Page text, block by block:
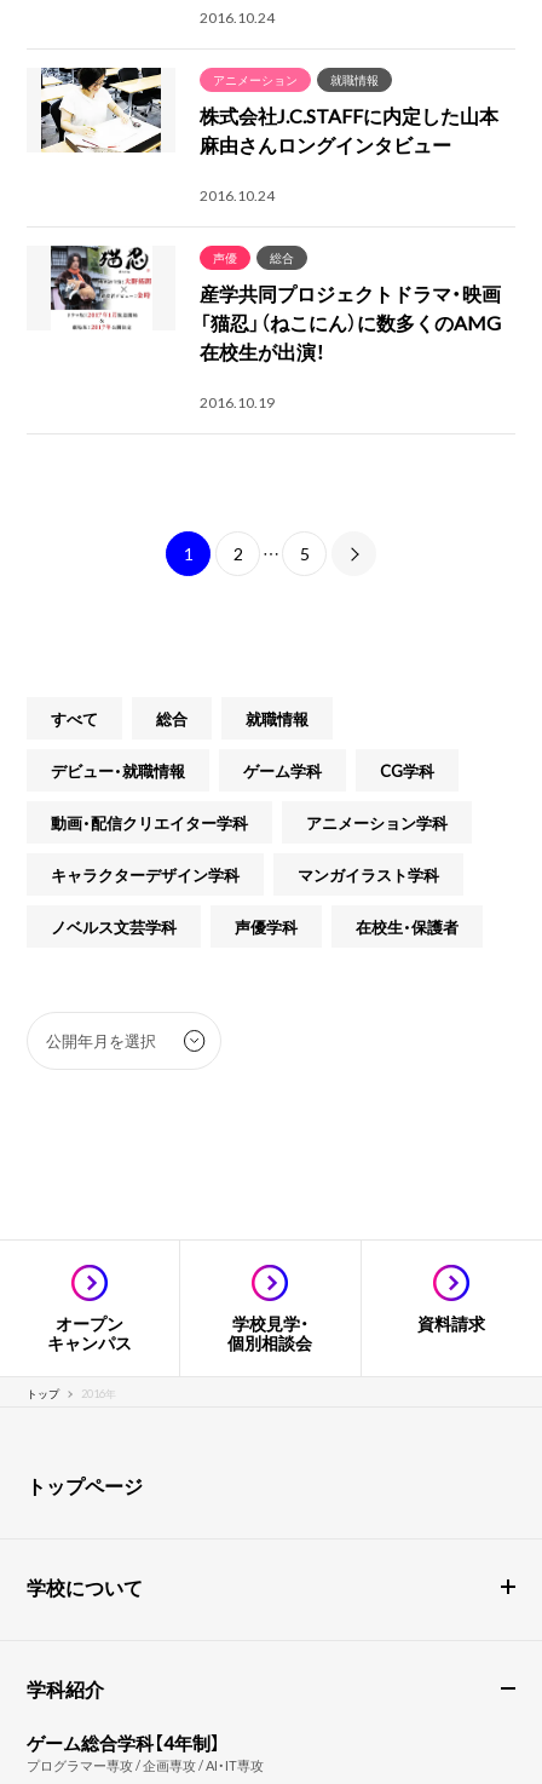
2016.10.24
アニメーション 就職情報
株式会社J.C.STAFFに内定した山本
麻由さんロングインタビュー
2016.10.24
声優 総合
産学共同プロジェクトドラマ・映画
「猫忍」（ねこにん）に数多くのAMG
在校生が出演！
2016.10.19
1 2 … 5
すべて 総合 就職情報
デビュー・就職情報 ゲーム学科 CG学科
動画・配信クリエイター学科 アニメーション学科
キャラクターデザイン学科 マンガイラスト学科
ノベルス文芸学科 声優学科 在校生・保護者
オープン
キャンパス
学校見学・
個別相談会
資料請求
トップ 2016年
トップページ
学校について
学科紹介
ゲーム総合学科【4年制】
プログラマー専攻 / 企画専攻 / AI・IT専攻